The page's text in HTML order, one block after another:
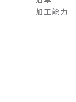
加工能力